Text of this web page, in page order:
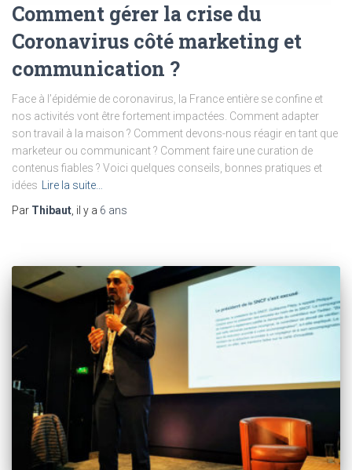
Comment gérer la crise du
Coronavirus côté marketing et
communication ?
Face à l’épidémie de coronavirus, la France entière se confine et
nos activités vont être fortement impactées. Comment adapter
son travail à la maison ? Comment devons-nous réagir en tant que
marketeur ou communicant ? Comment faire une curation de
contenus fiables ? Voici quelques conseils, bonnes pratiques et
idées Lire la suite…
Par Thibaut, il y a 6 ans